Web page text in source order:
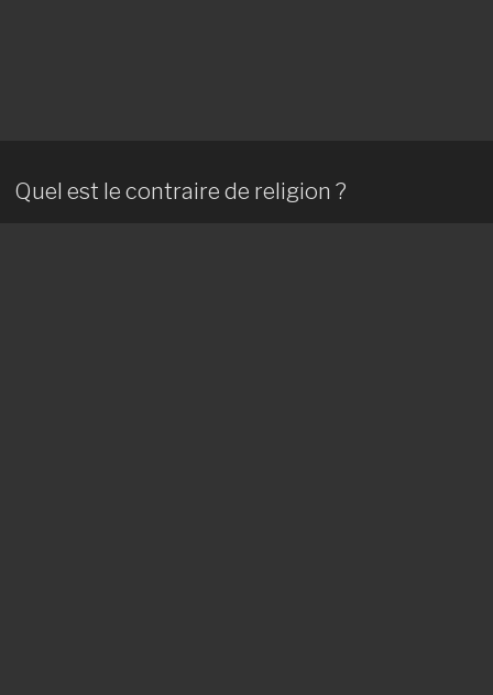
Quel est le contraire de religion ?